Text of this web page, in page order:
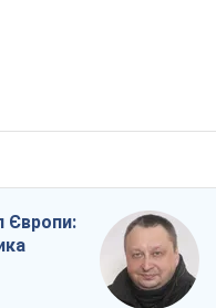
Європи: